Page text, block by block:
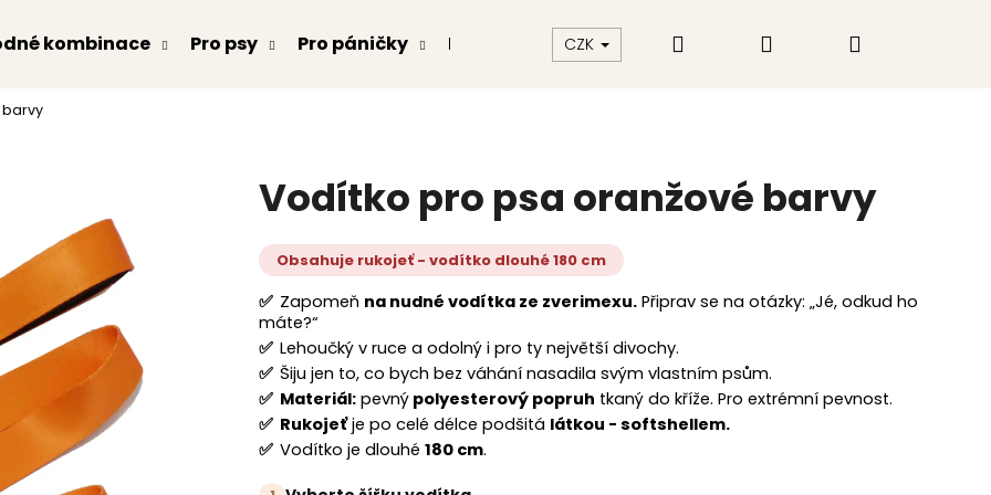
kombinace Pro psy Pro páničky Kontakt Hodnocení obchodu
CZK Hledat PřihlášeníNákupní
Vodítko pro psa oranžové barvy
Obsahuje rukojeť - vodítko dlouhé 180 cm
✅ Zapomeň na nudné vodítka ze zverimexu. Připrav se na otázky: „Jé, odkud ho
máte?“
✅ Lehoučký v ruce a odolný i pro ty největší divochy.
✅ Šiju jen to, co bych bez váhání nasadila svým vlastním psům.
✅ Materiál: pevný polyesterový popruh tkaný do kříže. Pro extrémní pevnost.
✅ Rukojeťje po celé délce podšitá látkou - softshellem.
✅ Vodítko je dlouhé 180 cm.
Co potřebujete najít?
HLEDAT
Doporučujeme